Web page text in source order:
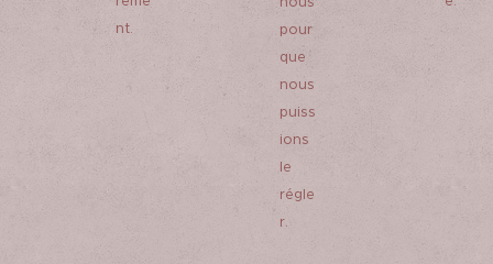
nt.
pour
que
nous
puiss
ions
le
régle
r.